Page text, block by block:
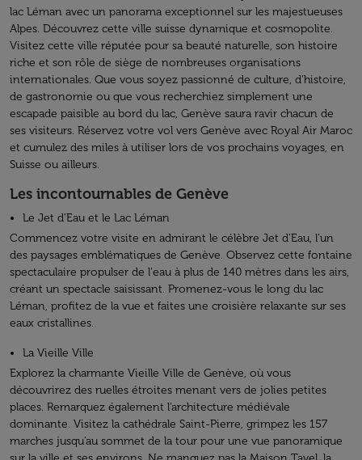
lac Léman avec un panorama exceptionnel sur les majestueuses
Alpes. Découvrez cette ville suisse dynamique et cosmopolite.
Visitez cette ville réputée pour sa beauté naturelle, son histoire
riche et son rôle de siège de nombreuses organisations
internationales. Que vous soyez passionné de culture, d'histoire,
de gastronomie ou que vous recherchiez simplement une
escapade paisible au bord du lac, Genève saura ravir chacun de
ses visiteurs. Réservez votre vol vers Genève avec Royal Air Maroc
et cumulez des miles à utiliser lors de vos prochains voyages, en
Suisse ou ailleurs.
Les incontournables de Genève
Le Jet d'Eau et le Lac Léman
Commencez votre visite en admirant le célèbre Jet d'Eau, l’un
des paysages emblématiques de Genève. Observez cette fontaine
spectaculaire propulser de l'eau à plus de 140 mètres dans les airs,
créant un spectacle saisissant. Promenez-vous le long du lac
Léman, profitez de la vue et faites une croisière relaxante sur ses
eaux cristallines.
La Vieille Ville
Explorez la charmante Vieille Ville de Genève, où vous
découvrirez des ruelles étroites menant vers de jolies petites
places. Remarquez également l’architecture médiévale
dominante. Visitez la cathédrale Saint-Pierre, grimpez les 157
marches jusqu'au sommet de la tour pour une vue panoramique